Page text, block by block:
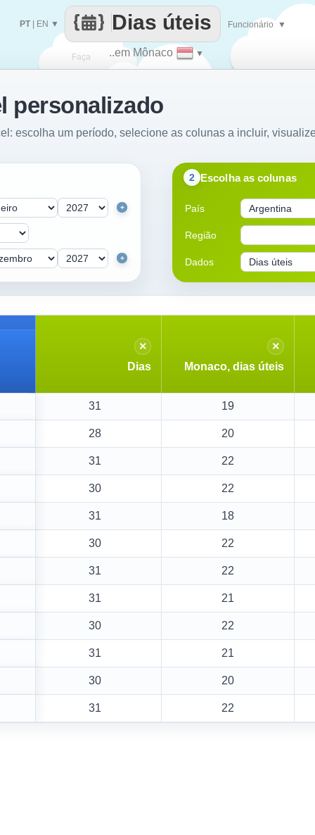
Faça
cada
..em Mônaco ▼
Dias úteis
PT| EN ▼ Funcionário ▼
personalizado
escolha um período, selecione as colunas a incluir,
2 Escolha as colunas
País
Região
Dados
+
+
×
Dias
×
Monaco, dias úteis
31 19
28 20
31 22
30 22
31 18
30 22
31 22
31 21
30 22
31 21
30 20
31 22